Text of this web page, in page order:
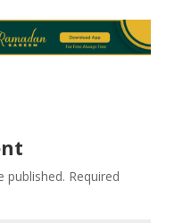
published. Required